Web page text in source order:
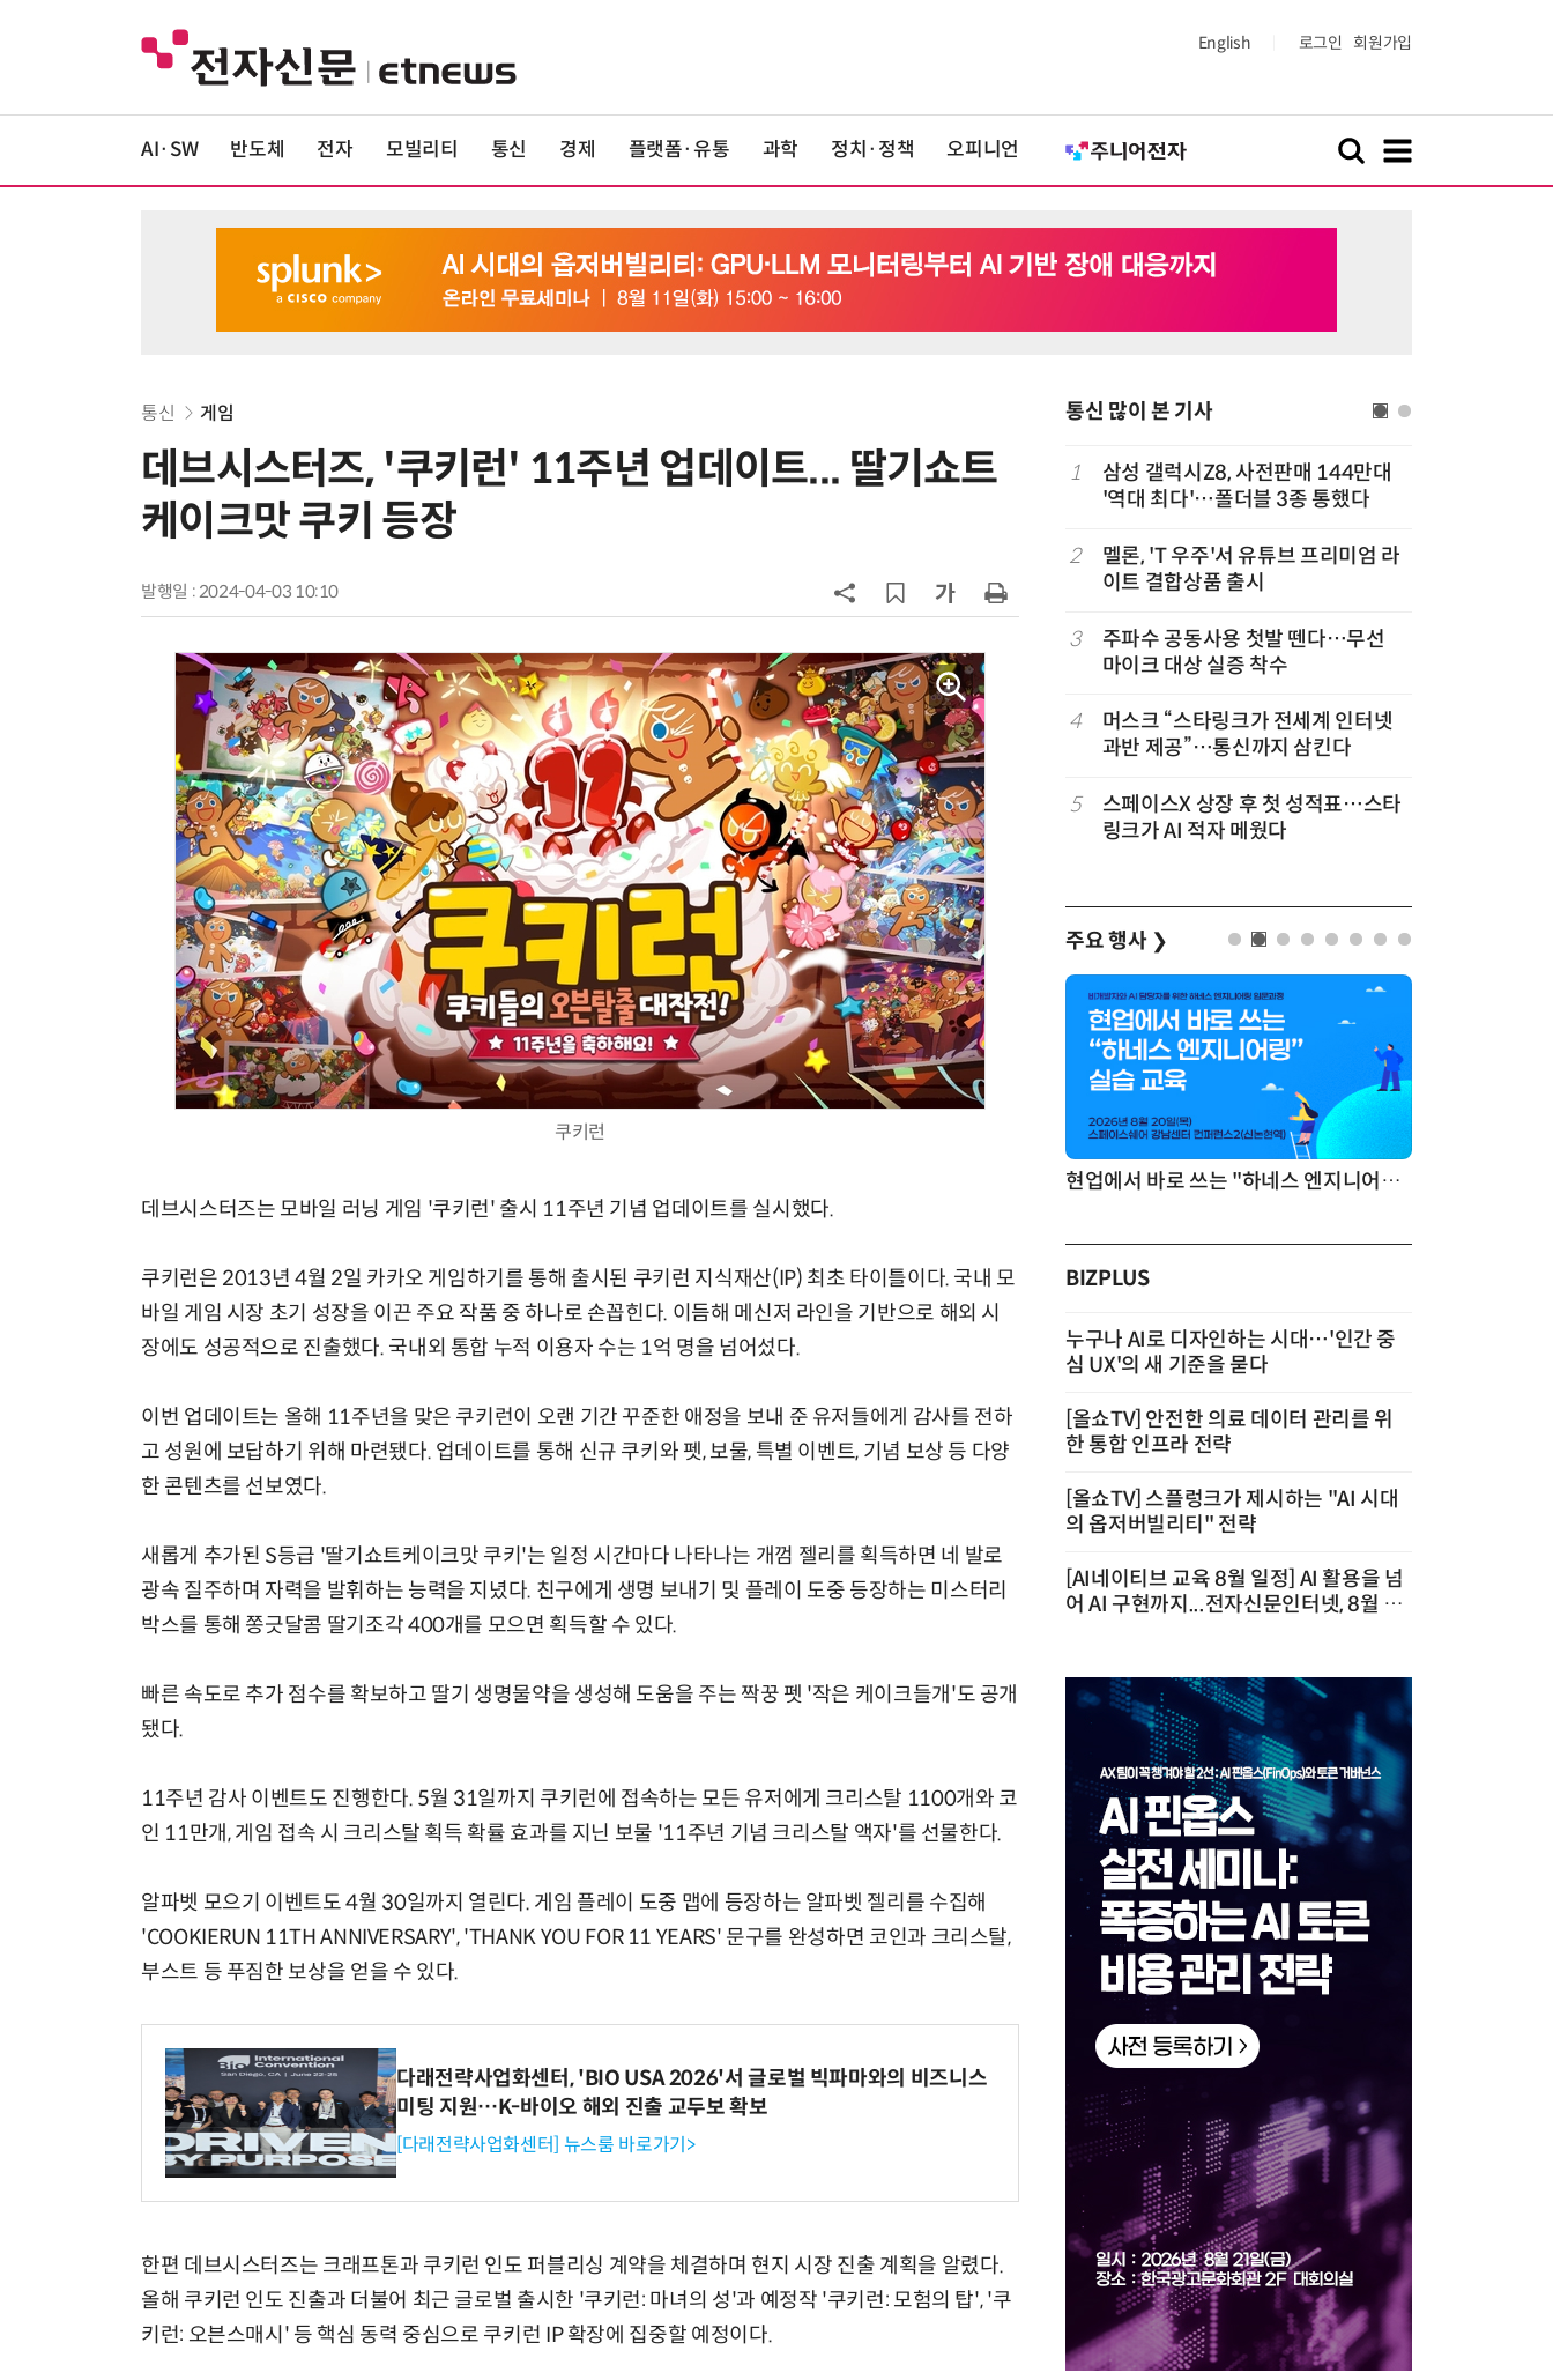
English 로그인 회원가입
AI·SW 반도체 전자 모빌리티 통신 경제 플랫폼·유통 과학 정치·정책 오피니언
통신 게임
데브시스터즈, '쿠키런' 11주년 업데이트... 딸기쇼트
케이크맛 쿠키 등장
발행일 : 2024-04-03 10:10
쿠키런
데브시스터즈는 모바일 러닝 게임 '쿠키런' 출시 11주년 기념 업데이트를 실시했다.
쿠키런은 2013년 4월 2일 카카오 게임하기를 통해 출시된 쿠키런 지식재산(IP) 최초 타이틀이다. 국내 모
바일 게임 시장 초기 성장을 이끈 주요 작품 중 하나로 손꼽힌다. 이듬해 메신저 라인을 기반으로 해외 시
장에도 성공적으로 진출했다. 국내외 통합 누적 이용자 수는 1억 명을 넘어섰다.
이번 업데이트는 올해 11주년을 맞은 쿠키런이 오랜 기간 꾸준한 애정을 보내 준 유저들에게 감사를 전하
고 성원에 보답하기 위해 마련됐다. 업데이트를 통해 신규 쿠키와 펫, 보물, 특별 이벤트, 기념 보상 등 다양
한 콘텐츠를 선보였다.
새롭게 추가된 S등급 '딸기쇼트케이크맛 쿠키'는 일정 시간마다 나타나는 개껌 젤리를 획득하면 네 발로
광속 질주하며 자력을 발휘하는 능력을 지녔다. 친구에게 생명 보내기 및 플레이 도중 등장하는 미스터리
박스를 통해 쫑긋달콤 딸기조각 400개를 모으면 획득할 수 있다.
빠른 속도로 추가 점수를 확보하고 딸기 생명물약을 생성해 도움을 주는 짝꿍 펫 '작은 케이크들개'도 공개
됐다.
11주년 감사 이벤트도 진행한다. 5월 31일까지 쿠키런에 접속하는 모든 유저에게 크리스탈 1100개와 코
인 11만개, 게임 접속 시 크리스탈 획득 확률 효과를 지닌 보물 '11주년 기념 크리스탈 액자'를 선물한다.
알파벳 모으기 이벤트도 4월 30일까지 열린다. 게임 플레이 도중 맵에 등장하는 알파벳 젤리를 수집해
'COOKIERUN 11TH ANNIVERSARY', 'THANK YOU FOR 11 YEARS' 문구를 완성하면 코인과 크리스탈,
부스트 등 푸짐한 보상을 얻을 수 있다.
다래전략사업화센터, 'BIO USA 2026'서 글로벌 빅파마와의 비즈니스
미팅 지원…K-바이오 해외 진출 교두보 확보
[다래전략사업화센터] 뉴스룸 바로가기>
한편 데브시스터즈는 크래프톤과 쿠키런 인도 퍼블리싱 계약을 체결하며 현지 시장 진출 계획을 알렸다.
올해 쿠키런 인도 진출과 더불어 최근 글로벌 출시한 '쿠키런: 마녀의 성'과 예정작 '쿠키런: 모험의 탑', '쿠
키런: 오븐스매시' 등 핵심 동력 중심으로 쿠키런 IP 확장에 집중할 예정이다.
통신 많이 본 기사
6 K위성망 2035년까지 512기 띄운다
불안 줄였지만 '홍보 부족' 과제
뉴스 무단 사용에 첫 제동
9 [ET톡] 방미통위의 빈 의자
10 [ET단상] 피지컬 AI 시대, 우리 모델
은 무엇을 준비해야 하나
1
삼성 갤럭시Z8, 사전판매 144만대
'역대 최다'…폴더블 3종 통했다
2
멜론, 'T 우주'서 유튜브 프리미엄 라
이트 결합상품 출시
3
주파수 공동사용 첫발 뗀다…무선
마이크 대상 실증 착수
4
머스크 “스타링크가 전세계 인터넷
과반 제공”…통신까지 삼킨다
5
스페이스X 상장 후 첫 성적표…스타
링크가 AI 적자 메웠다
주요 행사 ❯
현업에서 바로 쓰는 "하네스 엔지니어링" 실습 교육
BIZPLUS
누구나 AI로 디자인하는 시대…'인간 중
심 UX'의 새 기준을 묻다
[올쇼TV] 안전한 의료 데이터 관리를 위
한 통합 인프라 전략
[올쇼TV] 스플렁크가 제시하는 "AI 시대
의 옵저버빌리티" 전략
[AI네이티브 교육 8월 일정] AI 활용을 넘
어 AI 구현까지...전자신문인터넷, 8월 실